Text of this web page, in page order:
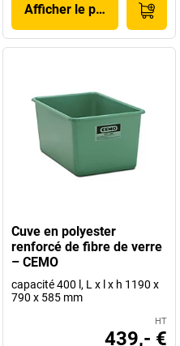
Afficher le produit
Cuve en polyester
renforcé de fibre de verre
– CEMO
capacité 400 l, L x l x h 1190 x
790 x 585 mm
HT
439,- €